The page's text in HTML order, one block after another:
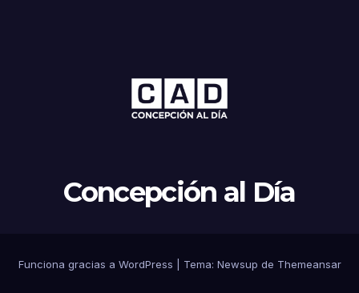
Concepción al Día
Funciona gracias a WordPress Tema: Newsup de Themeansar